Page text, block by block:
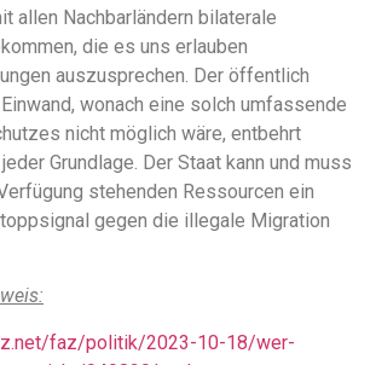
allen Nachbarländern bilaterale
die es uns erlauben
auszusprechen. Der öffentlich
wonach eine solch umfassende
nicht möglich wäre, entbehrt
Grundlage. Der Staat kann und muss
stehenden Ressourcen ein
gegen die illegale Migration
faz/politik/2023-10-18/wer-